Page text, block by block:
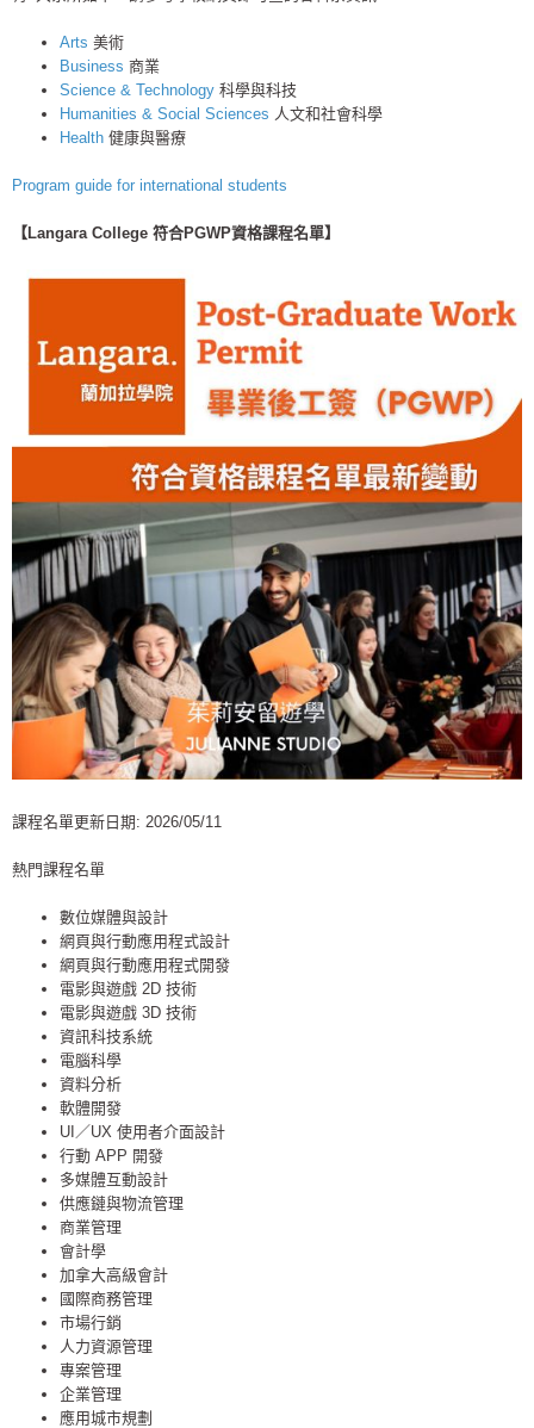
Arts 美術
Business 商業
Science & Technology 科學與科技
Humanities & Social Sciences 人文和社會科學
Health 健康與醫療
Program guide for international students
【Langara College ​符合PGWP資格課程名單】
課程名單更新日期: 2026/05/11
熱門課程名單
數位媒體與設計
網頁與行動應用程式設計
網頁與行動應用程式開發
電影與遊戲 2D 技術
電影與遊戲 3D 技術
資訊科技系統
電腦科學
資料分析
軟體開發
UI／UX 使用者介面設計
行動 APP 開發
多媒體互動設計
供應鏈與物流管理
商業管理
會計學
加拿大高級會計
國際商務管理
市場行銷
人力資源管理
專案管理
企業管理
應用城市規劃